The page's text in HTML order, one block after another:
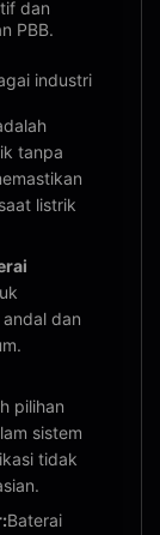
dan
PBB.
industri
tanpa
listrik
dan
pilihan
sistem
tidak
Baterai